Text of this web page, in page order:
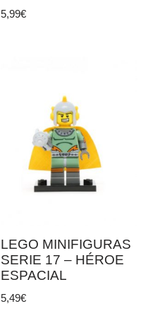
5,99€
LEGO MINIFIGURAS
SERIE 17 – HÉROE
ESPACIAL
5,49€